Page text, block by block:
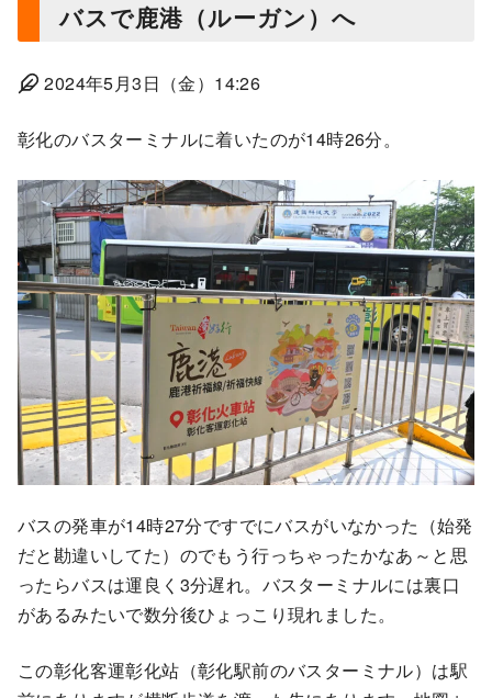
バスで鹿港（ルーガン）へ
2024年5月3日（金）14:26
彰化のバスターミナルに着いたのが14時26分。
バスの発車が14時27分ですでにバスがいなかった（始発
だと勘違いしてた）のでもう行っちゃったかなあ～と思
ったらバスは運良く3分遅れ。バスターミナルには裏口
があるみたいで数分後ひょっこり現れました。
この彰化客運彰化站（彰化駅前のバスターミナル）は駅